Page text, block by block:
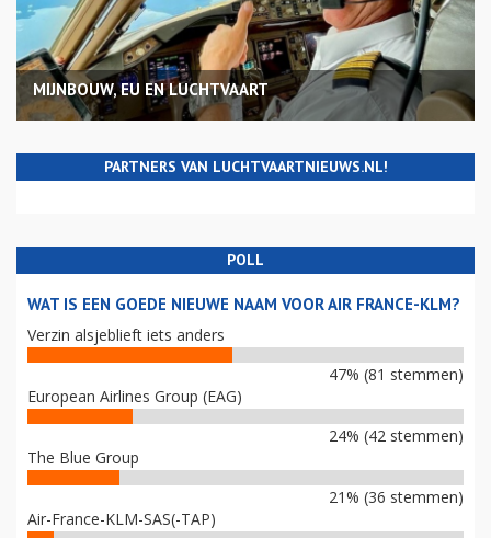
MIJNBOUW, EU EN LUCHTVAART
PARTNERS VAN LUCHTVAARTNIEUWS.NL!
POLL
WAT IS EEN GOEDE NIEUWE NAAM VOOR AIR FRANCE-KLM?
Verzin alsjeblieft iets anders
47% (81 stemmen)
European Airlines Group (EAG)
24% (42 stemmen)
The Blue Group
21% (36 stemmen)
Air-France-KLM-SAS(-TAP)